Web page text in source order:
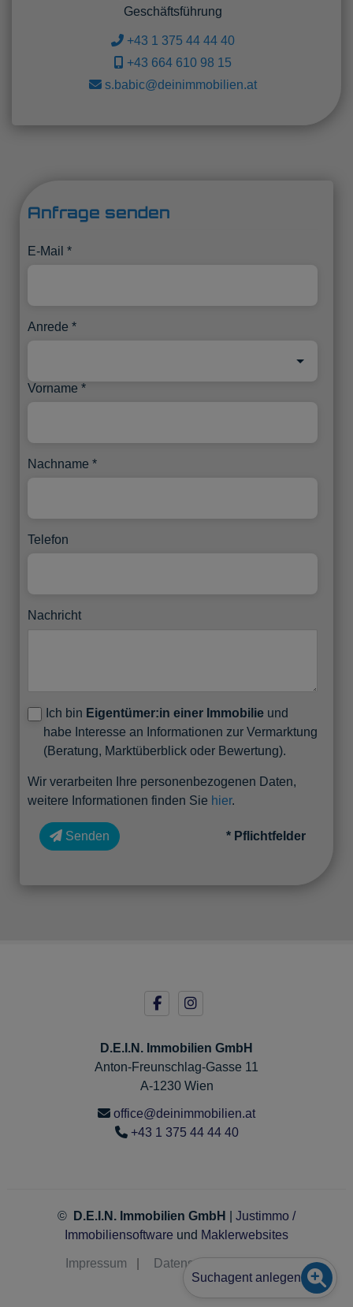
Geschäftsführung
+43 1 375 44 44 40
+43 664 610 98 15
s.babic@deinimmobilien.at
Anfrage senden
E-Mail
Anrede
Vorname
Nachname
Telefon
Nachricht
Ich bin Eigentümer:in einer Immobilie und
habe Interesse an Informationen zur Vermarktung
(Beratung, Marktüberblick oder Bewertung).
Wir verarbeiten Ihre personenbezogenen Daten,
weitere Informationen finden Sie hier.
Senden * Pflichtfelder
D.E.I.N. Immobilien GmbH
Anton-Freunschlag-Gasse 11
A-1230 Wien
office@deinimmobilien.at
+43 1 375 44 44 40
© D.E.I.N. Immobilien GmbH
Justimmo /
Immobiliensoftware und Maklerwebsites
Impressum Datenschutz
Suchagent anlegen